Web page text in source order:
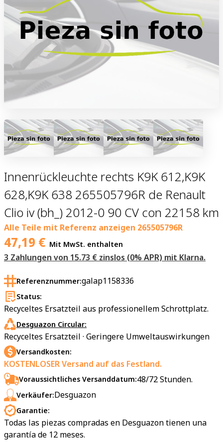
Innenrückleuchte rechts K9K 612,K9K
628,K9K 638 265505796R de Renault
Clio iv (bh_) 2012-0 90 CV con 22158 km
Alle Teile mit Referenz anzeigen 265505796R
47,19 € Mit MwSt. enthalten
3 Zahlungen von 15.73 € zinslos (0% APR) mit Klarna.
Referenznummer:galap1158336
Status:
Recyceltes Ersatzteil aus professionellem Schrottplatz.
Desguazon Circular:
Recyceltes Ersatzteil · Geringere Umweltauswirkungen
Versandkosten:
KOSTENLOSER Versand auf das Festland.
Voraussichtliches Versanddatum:48/72 Stunden.
Verkäufer:Desguazon
Garantie:
Todas las piezas compradas en Desguazon tienen una
garantía de 12 meses.